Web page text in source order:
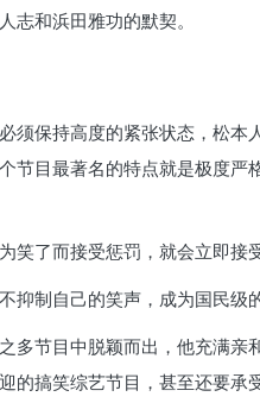
志和浜田雅功的默契。
须保持高度的紧张状态，松本
节目最著名的特点就是极度严
笑了而接受惩罚，就会立即接
抑制自己的笑声，成为国民级
多节目中脱颖而出，他充满亲
的搞笑综艺节目，甚至还要